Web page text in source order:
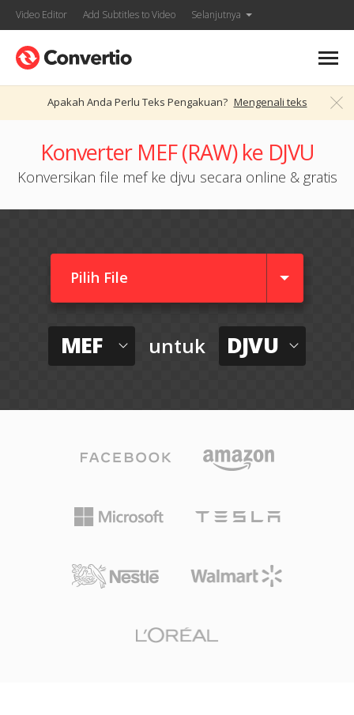
Video Editor Add Subtitles to Video Selanjutnya
Apakah Anda Perlu Teks Pengakuan? Mengenali teks
Konverter MEF (RAW) ke DJVU
Konversikan file mef ke djvu secara online & gratis
Pilih File
MEF untuk DJVU